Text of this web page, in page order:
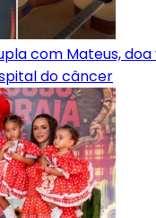
com Mateus,
do câncer